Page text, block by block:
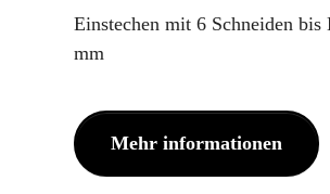
Einstechen mit 6 Schneiden bis
mm
Mehr informationen